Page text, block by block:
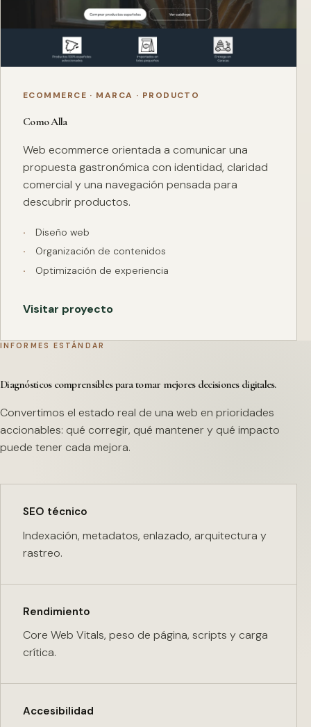
ECOMMERCE · MARCA · PRODUCTO
Como Alla
Web ecommerce orientada a comunicar una
propuesta gastronómica con identidad, claridad
comercial y una navegación pensada para
descubrir productos.
Diseño web
Organización de contenidos
Optimización de experiencia
Visitar proyecto
INFORMES ESTÁNDAR
Diagnósticos comprensibles para tomar mejores decisiones digitales.
Convertimos el estado real de una web en prioridades
accionables: qué corregir, qué mantener y qué impacto
puede tener cada mejora.
SEO técnico
Indexación, metadatos, enlazado, arquitectura y
rastreo.
Rendimiento
Core Web Vitals, peso de página, scripts y carga
crítica.
Accesibilidad